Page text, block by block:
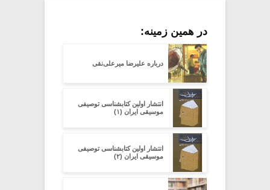
در همین زمینه:
درباره علیرضا میرعلی‌نقی
انتشار اولین کتابشناسی توصیفی
موسیقی ایران (۱)
انتشار اولین کتابشناسی توصیفی
موسیقی ایران (۲)